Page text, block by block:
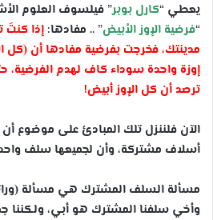
يعطي “كارل بوبر” فيلسوف العلوم
“فرضية الإوز الأبيض” .. مفادها: إذا كنتَ
مدينتك، فخرجت بفرضية مفادها أن (كل
إوزة واحدة سوداء كاف لهدم
ترصد أن كل الإوز أبيض!
الآن فلننزل تلك المبادئ على موضوع
أسلاف مشتركة، وأن لجميعها سلف
مسألة السلف المشترك هي مسألة
وأخي سلفنا المشترك هو أبي، ولكننا